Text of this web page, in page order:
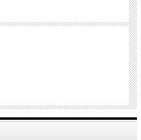
コースを新しく搭載